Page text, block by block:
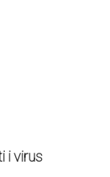
i virus